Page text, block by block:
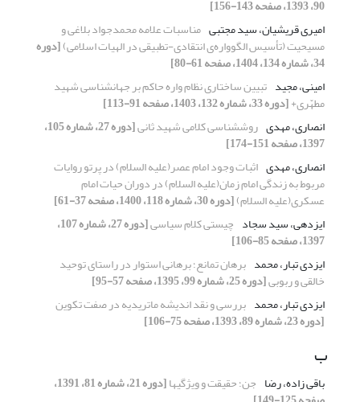
90، 1393، صفحه 143-156]
امیری قریشیان، سید مجتبی مناسبات علامه محمدجواد بلاغی و
مسیحیت (تأسیس الگوواره‌ی انتقادی-تطبیقی در الهیات اسلامی)[دوره
34، شماره 134، 1404، صفحه 61-80]
امینی، مجید
تبیین ساختاری نظام واره حاکم بر جهان‎شناسی شهید
مطهّری+[دوره 33، شماره 132، 1403، صفحه 91-113]
انصاری، مهدی روش‎شناسی کلامی شهید ثانی [دوره 27، شماره 105،
1397، صفحه 151-174]
انصاری، مهدی اثبات وجود امام عصر(علیه السلام) در پرتو روایات
مربوط به زندگی امام زمان(علیه السلام) در دوران حیات امام
عسکری(علیه السلام)[دوره 30، شماره 118، 1400، صفحه 37-61]
ایزدهی، سید سجاد چیستی کلام سیاسی [دوره 27، شماره 107،
1397، صفحه 85-106]
ایزدی تبار، محمد برهان تمانع؛ برهانی استوار در راستای توحید
خالقی و ربوبی[دوره 25، شماره 99، 1395، صفحه 57-95]
ایزدی تبار، محمد بررسی و نقد اندیشه ماتریدیه در صفت تکوین
[دوره 23، شماره 89، 1393، صفحه 75-106]
ب
باقی زاده، رضا جن؛ حقیقت و ویژگی‏ها [دوره 21، شماره 81، 1391،